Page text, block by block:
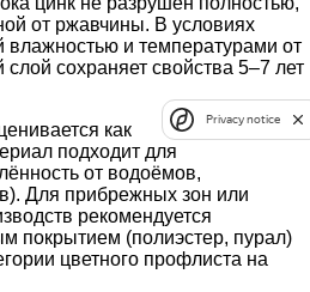
от ржавчины. В условиях
влажностью и температурами от
сохраняет свойства 5–7 лет
как
подходит для
от водоёмов,
Для прибрежных зон или
рекомендуется
покрытием (полиэстер, пурал)
цветного профлиста на
Privacy notice